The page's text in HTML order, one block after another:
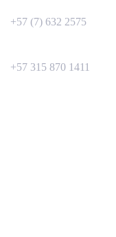
+57 (7) 632 2575
+57 315 870 1411